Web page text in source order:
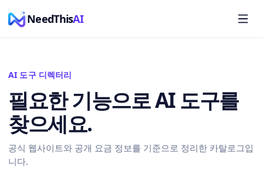
NeedThisAI
AI 도구 디렉터리
필요한 기능으로 AI 도구를
찾으세요.
공식 웹사이트와 공개 요금 정보를 기준으로 정리한 카탈로그입
니다.